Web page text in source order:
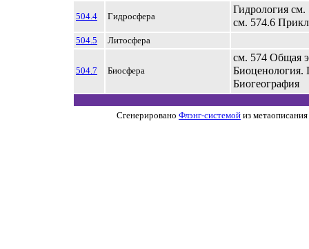
504.4 Гидросфера
Гидрология см.
см. 574.6
504.5 Литосфера
504.7 Биосфера
см. 574 Общая
Биоценология.
Биогеография
Сгенерировано Флэнг-системой из